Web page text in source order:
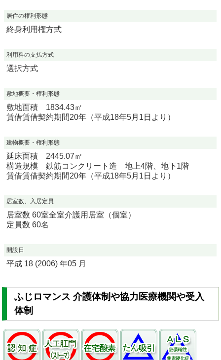
居住の権利形態
終身利用権方式
利用料の支払方式
選択方式
敷地概要・権利形態
敷地面積 1834.43㎡
賃借賃借契約期間20年（平成18年5月1日より）
建物概要・権利形態
延床面積 2445.07㎡
構造規模 鉄筋コンクリート造 地上4階、地下1階
賃借賃借契約期間20年（平成18年5月1日より）
居室数、入居定員
居室数 60室全室介護用居室（個室）
定員数 60名
開設日
平成 18 (2006) 年05 月
ふじロマンス 介護体制や協力医療機関や受入
体制